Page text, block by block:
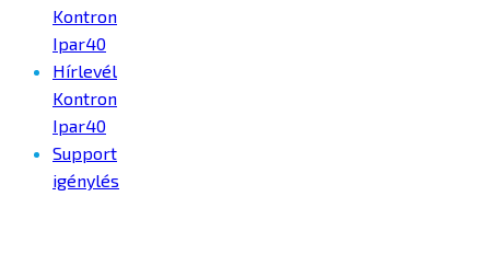
Kontron
Ipar40
Hírlevél
Kontron
Ipar40
Support
igénylés